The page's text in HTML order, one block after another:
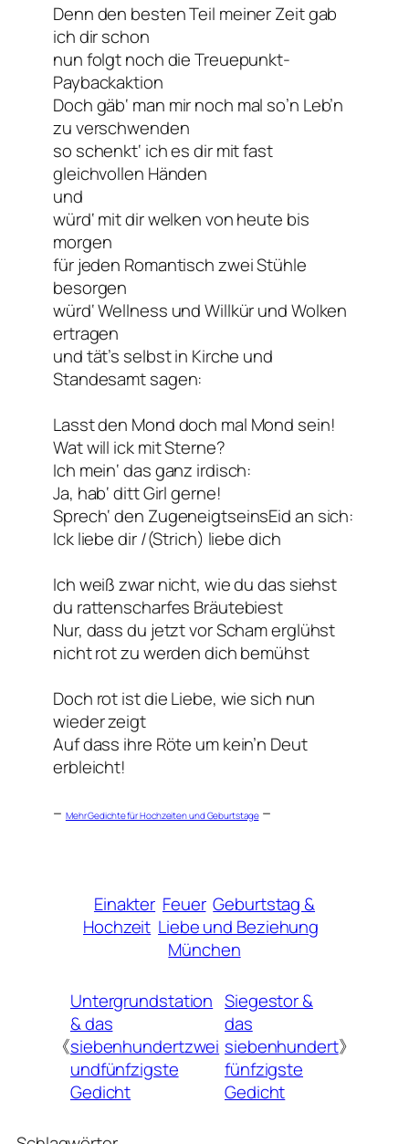
Denn den besten Teil meiner Zeit gab
ich dir schon
nun folgt noch die Treuepunkt-
Paybackaktion
Doch gäb‘ man mir noch mal so’n Leb’n
zu verschwenden
so schenkt‘ ich es dir mit fast
gleichvollen Händen
und
würd‘ mit dir welken von heute bis
morgen
für jeden Romantisch zwei Stühle
besorgen
würd‘ Wellness und Willkür und Wolken
ertragen
und tät’s selbst in Kirche und
Standesamt sagen:
Lasst den Mond doch mal Mond sein!
Wat will ick mit Sterne?
Ich mein‘ das ganz irdisch:
Ja, hab‘ ditt Girl gerne!
Sprech‘ den ZugeneigtseinsEid an sich:
Ick liebe dir /(Strich) liebe dich
Ich weiß zwar nicht, wie du das siehst
du rattenscharfes Bräutebiest
Nur, dass du jetzt vor Scham erglühst
nicht rot zu werden dich bemühst
Doch rot ist die Liebe, wie sich nun
wieder zeigt
Auf dass ihre Röte um kein’n Deut
erbleicht!
– Mehr Gedichte für Hochzeiten und Geburtstage–
Einakter Feuer Geburtstag &
Hochzeit Liebe und Beziehung
München
《
Untergrundstation
& das
siebenhundertzwei
undfünfzigste
Gedicht
Siegestor &
das
siebenhundert
fünfzigste
Gedicht
》